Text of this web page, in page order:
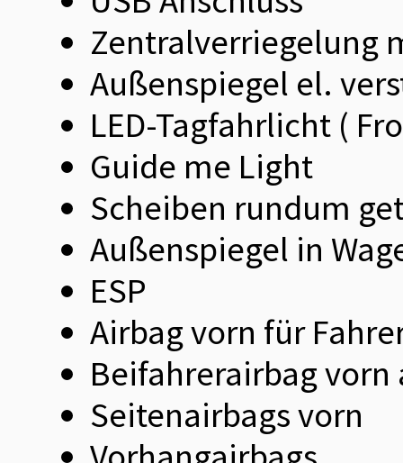
Zentralverriegelung
Außenspiegel el.
LED-Tagfahrlicht (
Guide me Light
Scheiben rundum
Außenspiegel in
ESP
Airbag vorn für
Beifahrerairbag
Seitenairbags vorn